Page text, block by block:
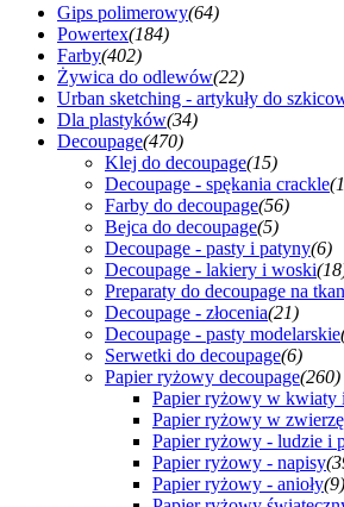
Gips polimerowy(64)
Powertex(184)
Farby(402)
Żywica do odlewów(22)
Urban sketching - artykuły do
Dla plastyków(34)
Decoupage(470)
Klej do decoupage(15)
Decoupage - spękania crackle
Farby do decoupage(56)
Bejca do decoupage(5)
Decoupage - pasty i patyny(6)
Decoupage - lakiery i woski
Preparaty do decoupage na
Decoupage - złocenia(21)
Decoupage - pasty modelarskie
Serwetki do decoupage(6)
Papier ryżowy decoupage(260)
Papier ryżowy w kwiaty
Papier ryżowy w
Papier ryżowy - ludzie i
Papier ryżowy - napisy
Papier ryżowy - anioły(9)